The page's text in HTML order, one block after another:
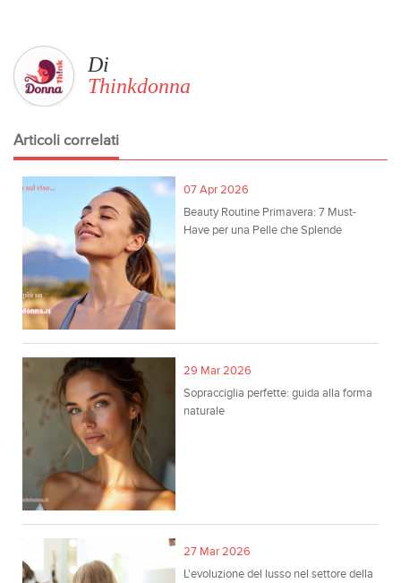
Di
Thinkdonna
Articoli correlati
07 Apr 2026
Beauty Routine Primavera: 7 Must-
Have per una Pelle che Splende
29 Mar 2026
Sopracciglia perfette: guida alla forma
naturale
27 Mar 2026
L'evoluzione del lusso nel settore della